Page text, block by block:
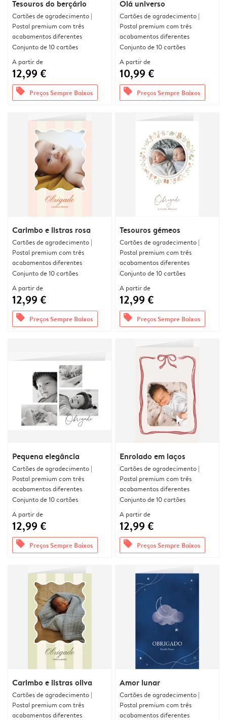
Tesouros do berçário
Cartões de agradecimento |
Postal premium com três
acabamentos diferentes
Conjunto de 10 cartões
A partir de
12,99 €
offers Preços Sempre Baixos
Olá universo
Cartões de agradecimento |
Postal premium com três
acabamentos diferentes
Conjunto de 10 cartões
A partir de
10,99 €
offers Preços Sempre Baixos
Carimbo e listras rosa
Cartões de agradecimento |
Postal premium com três
acabamentos diferentes
Conjunto de 10 cartões
A partir de
12,99 €
offers Preços Sempre Baixos
Tesouros gémeos
Cartões de agradecimento |
Postal premium com três
acabamentos diferentes
Conjunto de 10 cartões
A partir de
12,99 €
offers Preços Sempre Baixos
Pequena elegância
Cartões de agradecimento |
Postal premium com três
acabamentos diferentes
Conjunto de 10 cartões
A partir de
12,99 €
offers Preços Sempre Baixos
Enrolado em laços
Cartões de agradecimento |
Postal premium com três
acabamentos diferentes
Conjunto de 10 cartões
A partir de
12,99 €
offers Preços Sempre Baixos
Carimbo e listras oliva
Cartões de agradecimento |
Postal premium com três
acabamentos diferentes
Amor lunar
Cartões de agradecimento |
Postal premium com três
acabamentos diferentes